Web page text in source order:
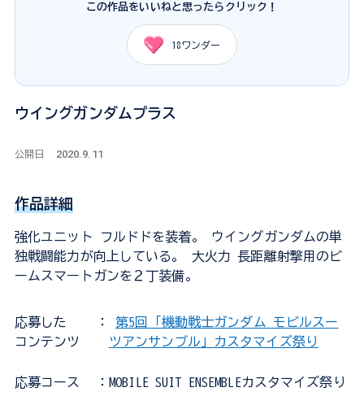
この作品をいいねと思ったらクリック！
18 ワンダー
ウイングガンダムプラス
公開日 2020.9.11
作品詳細
強化ユニット フルドドを装着。 ウイングガンダムの単
独戦闘能力が向上している。 大火力 長距離射撃用のビ
ームスマートガンを２丁装備。
応募した
コンテンツ
：第5回「機動戦士ガンダム モビルスー
ツアンサンブル」カスタマイズ祭り
応募コース ：MOBILE SUIT ENSEMBLEカスタマイズ祭り